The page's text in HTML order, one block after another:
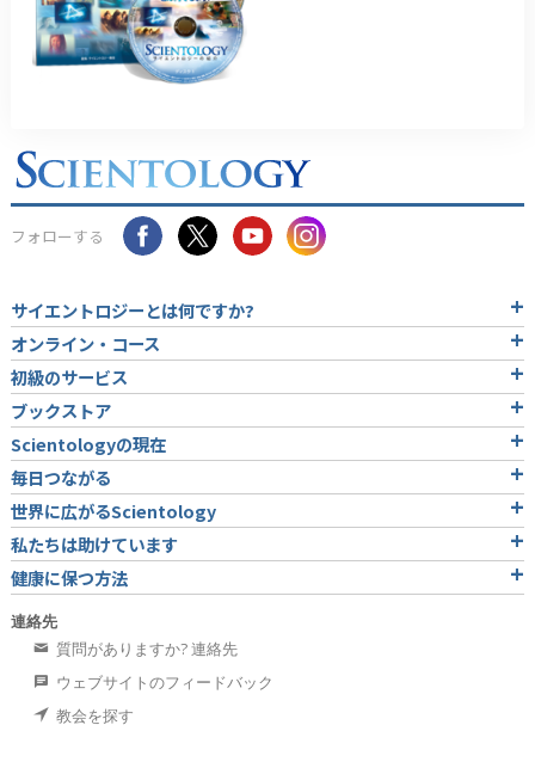
フォローする
サイエントロジーとは何ですか?
オンライン・コース
初級のサービス
ブックストア
Scientologyの現在
毎日つながる
世界に広がるScientology
私たちは助けています
健康に保つ方法
連絡先
質問がありますか? 連絡先
ウェブサイトのフィードバック
教会を探す